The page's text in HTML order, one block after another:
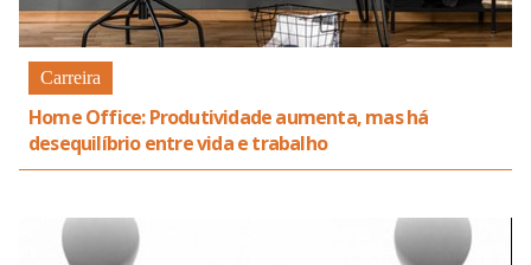
Carreira
Home Office: Produtividade aumenta, mas há
desequilíbrio entre vida e trabalho